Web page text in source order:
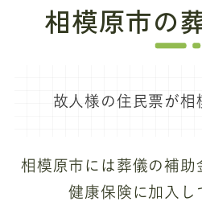
相模原市の
故人様の住民票が相
相模原市には葬儀の補助
健康保険に加入し